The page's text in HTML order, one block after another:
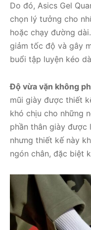
Do đó, Asics Gel
chọn lý tưởng cho
hoặc chạy đường
giảm tốc độ và gây
buổi tập luyện kéo
Độ vừa vặn không
mũi giày được thiết
khó chịu cho những
phần thân giày
nhưng thiết kế này
ngón chân, đặc biệt